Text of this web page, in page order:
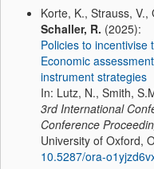
Korte, K., Strauss, V.,
Schaller, R. (2025):
Policies to incentivise
Economic
instrument strategies
In: Lutz, N., Smith,
3rd International
Conference
University of Oxford,
10.5287/ora-